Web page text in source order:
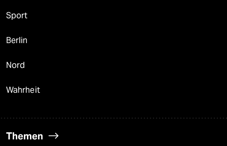
Sport
Berlin
Nord
Wahrheit
Themen